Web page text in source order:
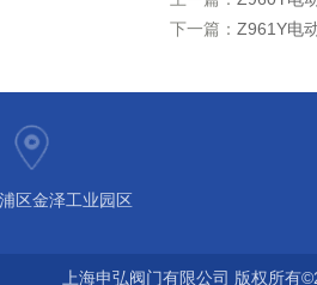
下一篇： Z961Y电
浦区金泽工业园区
上海申弘阀门有限公司 版权所有